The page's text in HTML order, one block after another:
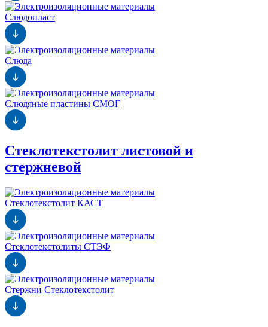
Слюдопласт
Слюда
Слюдяные пластины СМОГ
Стеклотекстолит листовой и
стержневой
Стеклотекстолит КАСТ
Стеклотекстолиты СТЭФ
Стержни Стеклотекстолит